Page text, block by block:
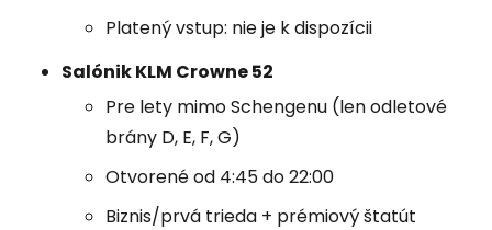
Platený vstup: nie je k dispozícii
Salónik KLM Crowne 52
Pre lety mimo Schengenu (len odletové
brány D, E, F, G)
Otvorené od 4:45 do 22:00
Biznis/prvá trieda + prémiový štatút